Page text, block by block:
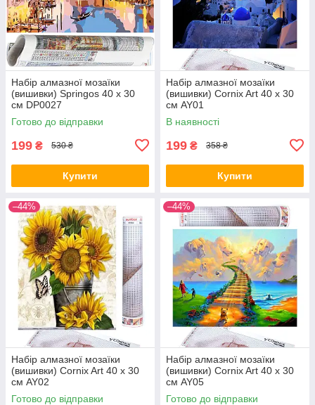
Набір алмазної мозаїки
(вишивки) Springos 40 x 30
см DP0027
Готово до відправки
199 ₴ 530 ₴
Купити
Набір алмазної мозаїки
(вишивки) Cornix Art 40 x 30
см AY01
В наявності
199 ₴ 358 ₴
Купити
–44%
Набір алмазної мозаїки
(вишивки) Cornix Art 40 x 30
см AY02
Готово до відправки
–44%
Набір алмазної мозаїки
(вишивки) Cornix Art 40 x 30
см AY05
Готово до відправки